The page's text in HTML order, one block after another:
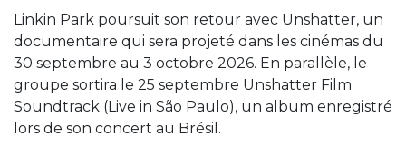
Linkin Park poursuit son retour avec Unshatter, un
documentaire qui sera projeté dans les cinémas du
30 septembre au 3 octobre 2026. En parallèle, le
groupe sortira le 25 septembre Unshatter Film
Soundtrack (Live in São Paulo), un album enregistré
lors de son concert au Brésil.